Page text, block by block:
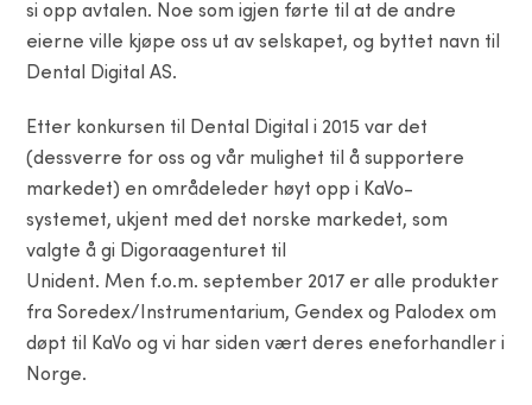
si opp avtalen. Noe som igjen førte til at de andre
eierne ville kjøpe oss ut av selskapet, og byttet navn til
Dental Digital AS.
Etter konkursen til Dental Digital i 2015 var det
(dessverre for oss og vår mulighet til å supportere
markedet) en områdeleder høyt opp i KaVo-
systemet, ukjent med det norske markedet, som
valgte å gi Digoraagenturet til
Unident. Men f.o.m. september 2017 er alle produkter
fra Soredex/Instrumentarium, Gendex og Palodex om
døpt til KaVo og vi har siden vært deres eneforhandler i
Norge.